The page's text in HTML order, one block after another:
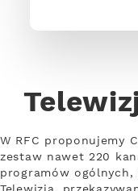
W RFC proponujemy
zestaw nawet 220
programów